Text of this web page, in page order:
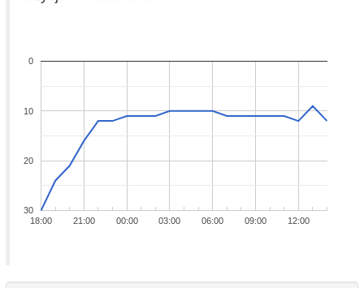
18:00 21:00 00:00 03:00 06:00 09:00 12:00
0
10
20
30